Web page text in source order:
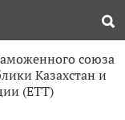
союза
Казахстан и
(ЕТТ)